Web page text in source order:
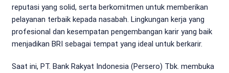
reputasi yang solid, serta berkomitmen untuk memberikan
pelayanan terbaik kepada nasabah. Lingkungan kerja yang
profesional dan kesempatan pengembangan karir yang baik
menjadikan BRI sebagai tempat yang ideal untuk berkarir.
Saat ini, PT. Bank Rakyat Indonesia (Persero) Tbk. membuka